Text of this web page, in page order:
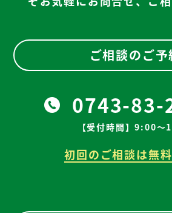
ご相談のご予
0743-83-
【受付時間】9:00～
初回のご相談は無料